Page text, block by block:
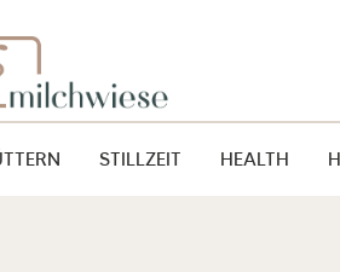
STILLZEIT HEALTH